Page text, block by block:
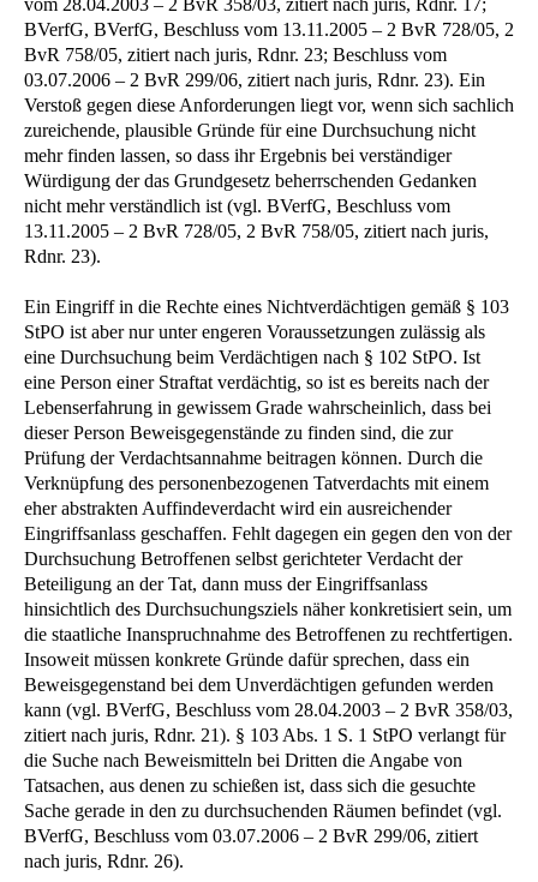
BVerfG, BVerfG, Beschluss vom 13.11.2005 – 2 BvR 728/05, 2
BvR 758/05, zitiert nach juris, Rdnr. 23; Beschluss vom
03.07.2006 – 2 BvR 299/06, zitiert nach juris, Rdnr. 23). Ein
Verstoß gegen diese Anforderungen liegt vor, wenn sich sachlich
zureichende, plausible Gründe für eine Durchsuchung nicht
mehr finden lassen, so dass ihr Ergebnis bei verständiger
Würdigung der das Grundgesetz beherrschenden Gedanken
nicht mehr verständlich ist (vgl. BVerfG, Beschluss vom
13.11.2005 – 2 BvR 728/05, 2 BvR 758/05, zitiert nach juris,
Rdnr. 23).
Ein Eingriff in die Rechte eines Nichtverdächtigen gemäß § 103
StPO ist aber nur unter engeren Voraussetzungen zulässig als
eine Durchsuchung beim Verdächtigen nach § 102 StPO. Ist
eine Person einer Straftat verdächtig, so ist es bereits nach der
Lebenserfahrung in gewissem Grade wahrscheinlich, dass bei
dieser Person Beweisgegenstände zu finden sind, die zur
Prüfung der Verdachtsannahme beitragen können. Durch die
Verknüpfung des personenbezogenen Tatverdachts mit einem
eher abstrakten Auffindeverdacht wird ein ausreichender
Eingriffsanlass geschaffen. Fehlt dagegen ein gegen den von der
Durchsuchung Betroffenen selbst gerichteter Verdacht der
Beteiligung an der Tat, dann muss der Eingriffsanlass
hinsichtlich des Durchsuchungsziels näher konkretisiert sein, um
die staatliche Inanspruchnahme des Betroffenen zu rechtfertigen.
Insoweit müssen konkrete Gründe dafür sprechen, dass ein
Beweisgegenstand bei dem Unverdächtigen gefunden werden
kann (vgl. BVerfG, Beschluss vom 28.04.2003 – 2 BvR 358/03,
zitiert nach juris, Rdnr. 21). § 103 Abs. 1 S. 1 StPO verlangt für
die Suche nach Beweismitteln bei Dritten die Angabe von
Tatsachen, aus denen zu schießen ist, dass sich die gesuchte
Sache gerade in den zu durchsuchenden Räumen befindet (vgl.
BVerfG, Beschluss vom 03.07.2006 – 2 BvR 299/06, zitiert
nach juris, Rdnr. 26).